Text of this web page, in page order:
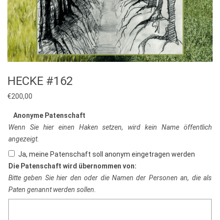
HECKE #162
€200,00
Anonyme Patenschaft
Wenn Sie hier einen Haken setzen, wird kein Name öffentlich
angezeigt.
Ja, meine Patenschaft soll anonym eingetragen werden
Die Patenschaft wird übernommen von:
Bitte geben Sie hier den oder die Namen der Personen an, die als
Paten genannt werden sollen.